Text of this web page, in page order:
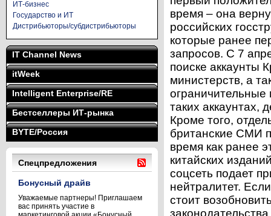
ИТ-бизнес
Государство и ИТ
Дистрибьюторы/субдистрибьюторы
IT Channel News
itWeek
Intelligent Enterprise/RE
Бестселлеры ИТ-рынка
BYTE/Россия
Спецпредложения
Бонусный драйв
Уважаемые партнеры! Приглашаем
вас принять участие в
время – она
российских
которые ранее
запросов. С 7
поиске аккаунты
министерств, а
таких аккаунтах,
Кроме того,
британские СМИ
время как ранее
китайских
соцсеть подает
нейтралитет.
стоит